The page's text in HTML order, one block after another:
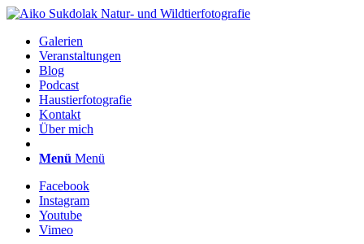
Galerien
Veranstaltungen
Blog
Podcast
Haustierfotografie
Kontakt
Über mich
Menü Menü
Facebook
Instagram
Youtube
Vimeo